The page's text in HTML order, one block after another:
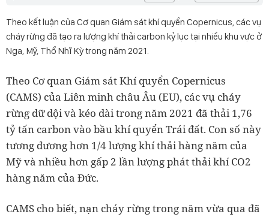
Theo kết luận của Cơ quan Giám sát khí quyển Copernicus, các vụ
cháy rừng đã tạo ra lượng khí thải carbon kỷ lục tại nhiều khu vực ở
Nga, Mỹ, Thổ Nhĩ Kỳ trong năm 2021.
Theo Cơ quan Giám sát Khí quyển Copernicus
(CAMS) của Liên minh châu Âu (EU), các vụ cháy
rừng dữ dội và kéo dài trong năm 2021 đã thải 1,76
tỷ tấn carbon vào bầu khí quyển Trái đất. Con số này
tương đương hơn 1/4 lượng khí thải hàng năm của
Mỹ và nhiều hơn gấp 2 lần lượng phát thải khí CO2
hàng năm của Đức.
CAMS cho biết, nạn cháy rừng trong năm vừa qua đã